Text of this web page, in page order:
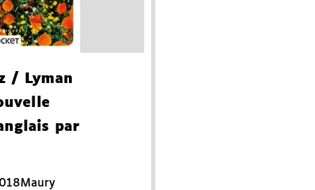
/ Lyman
par
Maury